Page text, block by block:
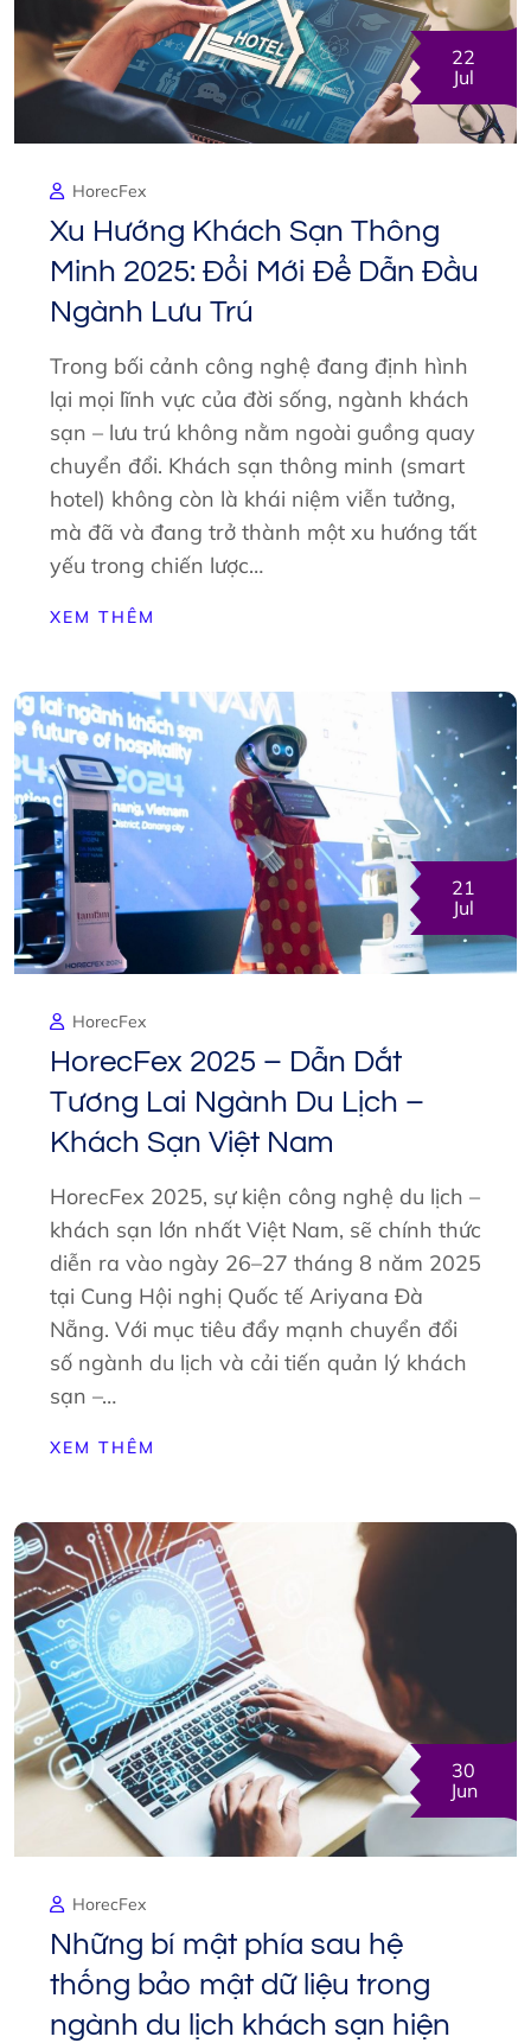
22
Jul
HorecFex
Xu Hướng Khách Sạn Thông
Minh 2025: Đổi Mới Để Dẫn Đầu
Ngành Lưu Trú
Trong bối cảnh công nghệ đang định hình
lại mọi lĩnh vực của đời sống, ngành khách
sạn – lưu trú không nằm ngoài guồng quay
chuyển đổi. Khách sạn thông minh (smart
hotel) không còn là khái niệm viễn tưởng,
mà đã và đang trở thành một xu hướng tất
yếu trong chiến lược…
XEM THÊM
21
Jul
HorecFex
HorecFex 2025 – Dẫn Dắt
Tương Lai Ngành Du Lịch –
Khách Sạn Việt Nam
HorecFex 2025, sự kiện công nghệ du lịch –
khách sạn lớn nhất Việt Nam, sẽ chính thức
diễn ra vào ngày 26–27 tháng 8 năm 2025
tại Cung Hội nghị Quốc tế Ariyana Đà
Nẵng. Với mục tiêu đẩy mạnh chuyển đổi
số ngành du lịch và cải tiến quản lý khách
sạn –…
XEM THÊM
30
Jun
HorecFex
Những bí mật phía sau hệ
thống bảo mật dữ liệu trong
ngành du lịch khách sạn hiện